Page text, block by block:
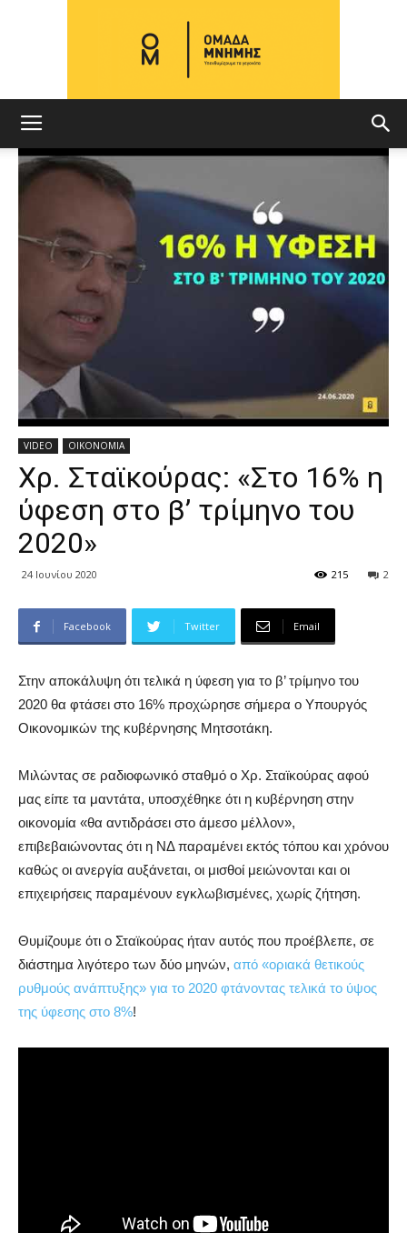
ΜΝΗΜΗΣ
VIDEO ΟΙΚΟΝΟΜΙΑ
Χρ. Σταϊκούρας: «Στο 16% η
ύφεση στο β’ τρίμηνο του
2020»
24 Ιουνίου 2020 2
215
Facebook Twitter Email
Στην αποκάλυψη ότι τελικά η ύφεση για το β’ τρίμηνο του
2020 θα φτάσει στο 16% προχώρησε σήμερα ο Υπουργός
Οικονομικών της κυβέρνησης Μητσοτάκη.
Μιλώντας σε ραδιοφωνικό σταθμό ο Χρ. Σταϊκούρας αφού
μας είπε τα μαντάτα, υποσχέθηκε ότι η κυβέρνηση στην
οικονομία «θα αντιδράσει στο άμεσο μέλλον»,
επιβεβαιώνοντας ότι η ΝΔ παραμένει εκτός τόπου και χρόνου
καθώς οι ανεργία αυξάνεται, οι μισθοί μειώνονται και οι
επιχειρήσεις παραμένουν εγκλωβισμένες, χωρίς ζήτηση.
Θυμίζουμε ότι ο Σταϊκούρας ήταν αυτός που προέβλεπε, σε
διάστημα λιγότερο των δύο μηνών, από «οριακά θετικούς
ρυθμούς ανάπτυξης» για το 2020 φτάνοντας τελικά το ύψος
της ύφεσης στο 8%!